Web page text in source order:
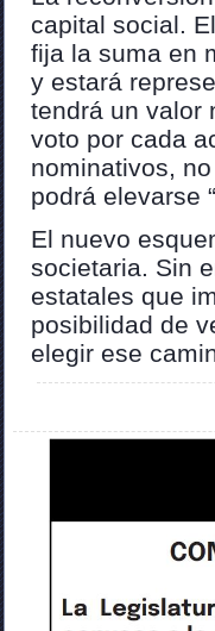
capital social.
fija la suma en
y estará
tendrá un valor
voto por cada
nominativos,
podrá elevarse
El nuevo
societaria. Sin
estatales que
posibilidad de
elegir ese